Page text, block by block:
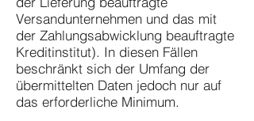
Versandunternehmen und das mit
der Zahlungsabwicklung beauftragte
Kreditinstitut). In diesen Fällen
beschränkt sich der Umfang der
übermittelten Daten jedoch nur auf
das erforderliche Minimum.